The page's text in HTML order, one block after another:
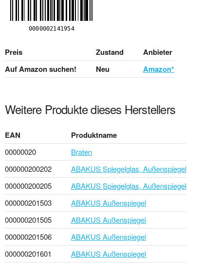
Preis Zustand
Anbieter
Auf Amazon suchen!
Neu Amazon*
Weitere Produkte dieses Herstellers
EAN Produktname
00000020
Braten
000000200202
ABAKUS Spiegelglas, Außenspiegel
000000200205
ABAKUS Spiegelglas, Außenspiegel
000000201503
ABAKUS Außenspiegel
000000201505
ABAKUS Außenspiegel
000000201506
ABAKUS Außenspiegel
000000201601
ABAKUS Außenspiegel